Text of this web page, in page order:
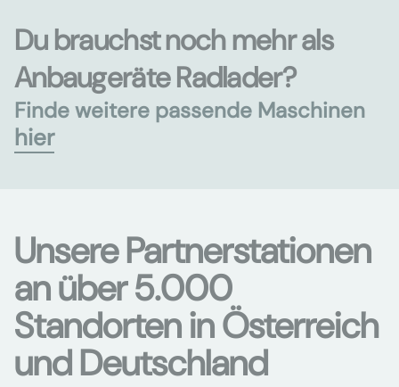
Du brauchst noch mehr als
Anbaugeräte Radlader?
Finde weitere passende Maschinen
hier
Unsere Partnerstationen
an über 5.000
Standorten in Österreich
und Deutschland